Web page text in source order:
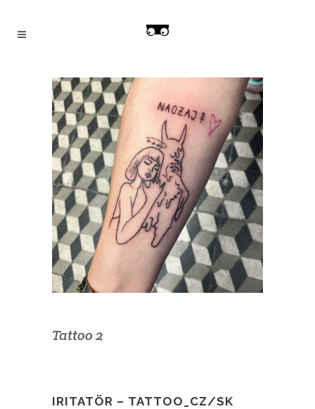
Tattoo 2
IRITATÖR – TATTOO_CZ/SK